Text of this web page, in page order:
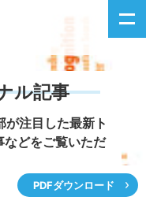
ル記事
が注目した最新ト
などをご覧いただ
PDFダウンロード